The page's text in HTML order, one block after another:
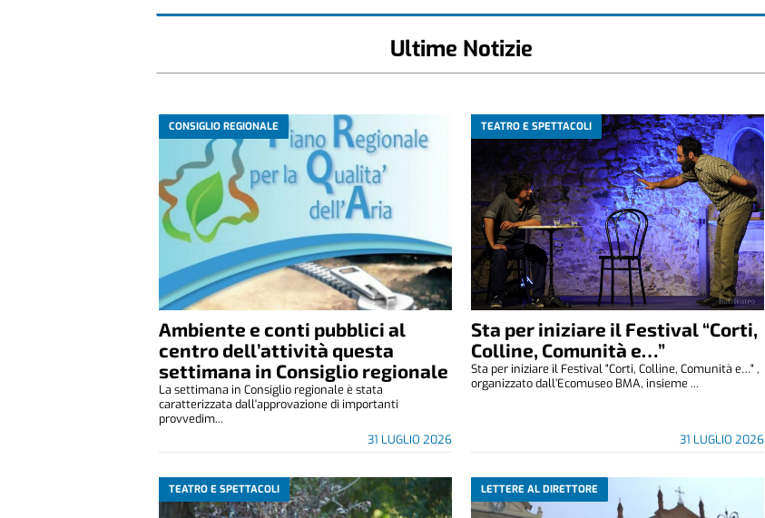
Ultime Notizie
CONSIGLIO REGIONALE
Ambiente e conti pubblici al
centro dell’attività questa
settimana in Consiglio regionale
31 LUGLIO 2026
La settimana in Consiglio regionale è stata
caratterizzata dall'approvazione di importanti
provvedim...
TEATRO E SPETTACOLI
Sta per iniziare il Festival “Corti,
Colline, Comunità e…”
31 LUGLIO 2026
Sta per iniziare il Festival "Corti, Colline, Comunità e…" ,
organizzato dall’Ecomuseo BMA, insieme ...
TEATRO E SPETTACOLI LETTERE AL DIRETTORE